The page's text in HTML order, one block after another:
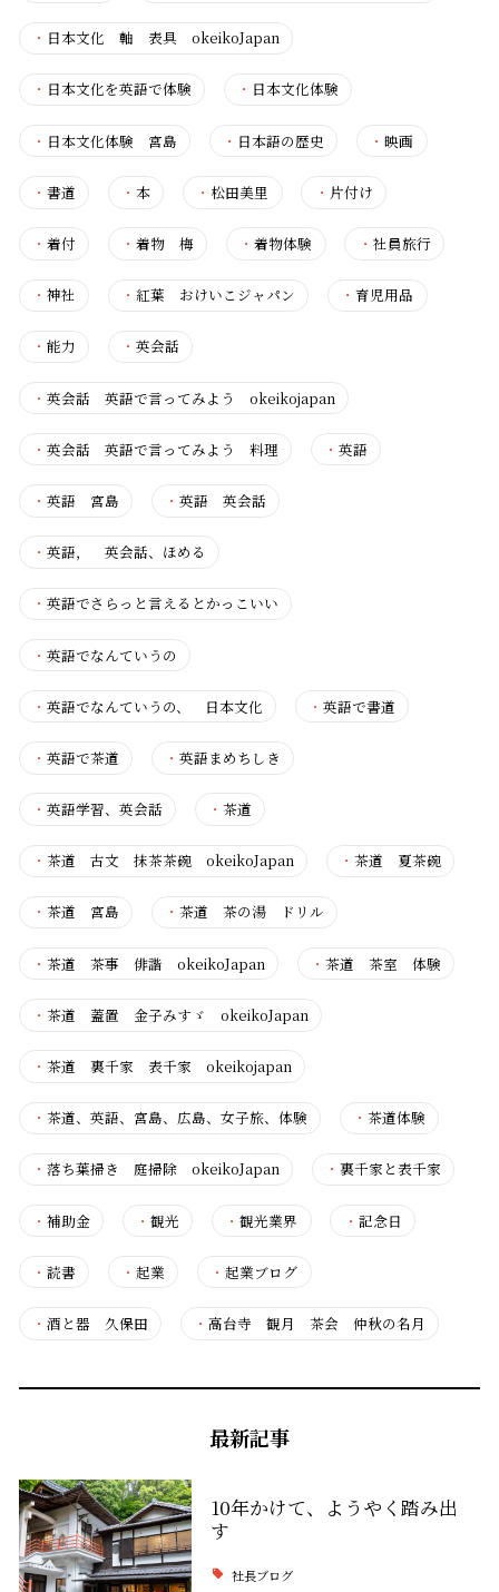
・ 日本文化 軸 表具 okeikoJapan
・ 日本文化を英語で体験 ・ 日本文化体験
・ 日本文化体験 宮島 ・ 日本語の歴史 ・映画
・ 書道 ・本 ・ 松田美里 ・ 片付け
・ 着付 ・着物 梅 ・着物体験 ・ 社員旅行
・ 神社 ・紅葉 おけいこジャパン ・育児用品
・ 能力 ・英会話
・ 英会話 英語で言ってみよう okeikojapan
・ 英会話 英語で言ってみよう 料理 ・英語
・ 英語 宮島 ・英語 英会話
・ 英語， 英会話、ほめる
・ 英語でさらっと言えるとかっこいい
・ 英語でなんていうの
・ 英語でなんていうの、 日本文化 ・英語で書道
・ 英語で茶道 ・英語まめちしき
・ 英語学習、英会話 ・茶道
・ 茶道 古文 抹茶茶碗 okeikoJapan ・茶道 夏茶碗
・ 茶道 宮島 ・茶道 茶の湯 ドリル
・ 茶道 茶事 俳諧 okeikoJapan ・茶道 茶室 体験
・ 茶道 蓋置 金子みすゞ okeikoJapan
・ 茶道 裏千家 表千家 okeikojapan
・ 茶道、英語、宮島、広島、女子旅、体験 ・茶道体験
・ 落ち葉掃き 庭掃除 okeikoJapan ・裏千家と表千家
・ 補助金 ・観光 ・観光業界 ・ 記念日
・ 読書 ・起業 ・起業ブログ
・ 酒と器 久保田 ・高台寺 観月 茶会 仲秋の名月
最新記事
10年かけて、ようやく踏み出
す
社長ブログ